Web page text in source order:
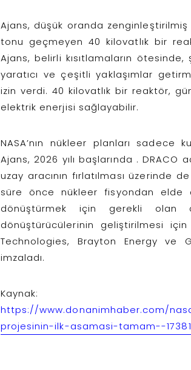
Ajans, düşük oranda zenginleştirilmiş
tonu geçmeyen 40 kilovatlık bir
Ajans, belirli kısıtlamaların
yaratıcı ve çeşitli yaklaşımlar
izin verdi. 40 kilovatlık bir reaktör,
elektrik enerjisi sağlayabilir.
NASA’nın nükleer planları
Ajans, 2026 yılı başlarında . DRACO
uzay aracının fırlatılması üzerinde
süre önce nükleer fisyondan
dönüştürmek için gerekli olan
dönüştürücülerinin geliştirilmesi
Technologies, Brayton Energy ve
imzaladı.
Kaynak:
https://www.donanimhaber.com/
projesinin-ilk-asamasi-tamam--